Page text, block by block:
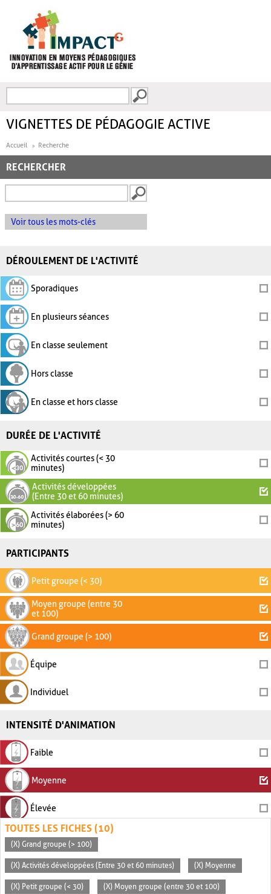
FORMULAIRE DE
VIGNETTES DE PÉDAGOGIE ACTIVE
Accueil Recherche
RECHERCHER
Voir tous les mots-clés
DÉROULEMENT DE L'ACTIVITÉ
Sporadiques
En plusieurs séances
En classe seulement
Hors classe
En classe et hors classe
DURÉE DE L'ACTIVITÉ
Activités courtes (< 30
minutes)
Activités développées
(Entre 30 et 60 minutes)
Activités élaborées (> 60
minutes)
PARTICIPANTS
Petit groupe (< 30)
Moyen groupe (entre 30
et 100)
Grand groupe (> 100)
Équipe
Individuel
INTENSITÉ D'ANIMATION
Faible
Moyenne
Élevée
TOUTES LES FICHES (10)
(X) Grand groupe (> 100)
(X) Activités développées (Entre 30 et 60 minutes) (X) Moyenne
(X) Petit groupe (< 30) (X) Moyen groupe (entre 30 et 100)